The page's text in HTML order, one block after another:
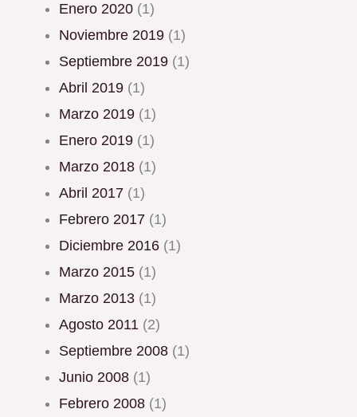
enero 2020 (1)
noviembre 2019 (1)
septiembre 2019 (1)
abril 2019 (1)
marzo 2019 (1)
enero 2019 (1)
marzo 2018 (1)
abril 2017 (1)
febrero 2017 (1)
diciembre 2016 (1)
marzo 2015 (1)
marzo 2013 (1)
agosto 2011 (2)
septiembre 2008 (1)
junio 2008 (1)
febrero 2008 (1)